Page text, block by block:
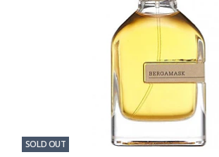
SOLD OUT